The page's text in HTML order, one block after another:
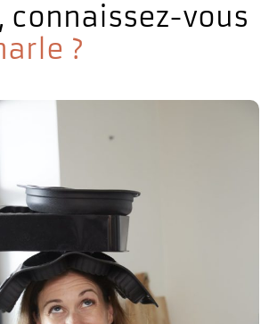
?
pas qu'en cuisine ! Ils permettent
annonces, d'offrir des fonctionnalités
trafic. Nous partageons également des
connaissez-vous
?